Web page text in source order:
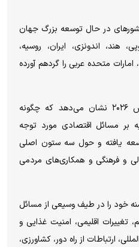
نوظهور و کشور‌های در حال توسعه بزرگ جهان
هند، اندونزی، ایران، روسیه،
متحده عربی را گردهم آورده
پایگاه اطلاع‌رسانی رسمی بریکس ۲۰۲۶ نشان می‌دهد که چگونه
بر مسائل اقتصادی مورد توجه
یافته و حول سه ستون اصلی
و فرهنگی و همکاری‌های مردمی
خود را در طیف وسیعی از مسائل
تغییرات اقلیمی، امنیت غذایی و
ارتباطات از راه دور، کشاورزی،